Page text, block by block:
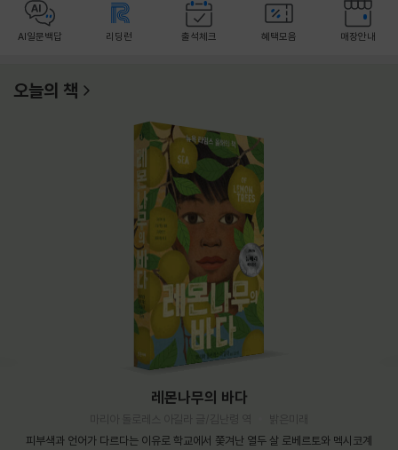
AI일문백답 리딩런 출석체크 혜택모음 매장안내
오늘의 책
레몬나무의 바다
피부색과 언어가 다르다는 이유로 학교에서 쫓겨난 열두 살 로베르토와 멕시코계